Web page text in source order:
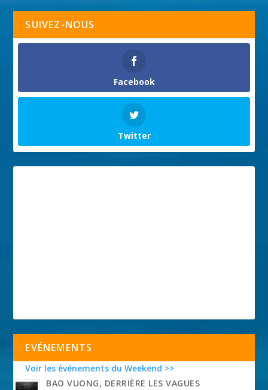
SUIVEZ-NOUS
Facebook
Twitter
EVÉNEMENTS
Voir les événements du Weekend >>
BAO VUONG, DERRIÈRE LES VAGUES